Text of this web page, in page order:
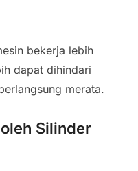
bekerja lebih
dapat dihindari
merata.
Silinder